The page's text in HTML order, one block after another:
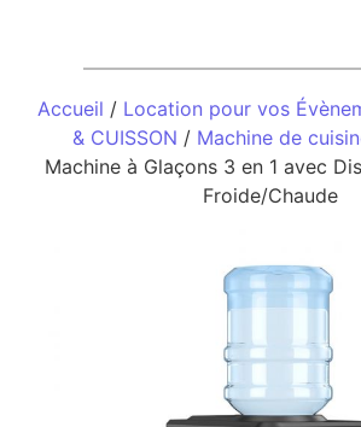
Accueil / Location pour vos
& CUISSON / Machine de
Machine à Glaçons 3 en 1 avec
Froide/Chaude